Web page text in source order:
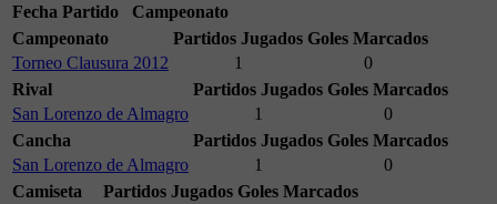
Fecha Partido
Campeonato
Campeonato
Partidos Jugados Goles Marcados
Torneo Clausura 2012
1
0
Rival
Partidos Jugados Goles Marcados
San Lorenzo de Almagro
1
0
Cancha
Partidos Jugados Goles Marcados
San Lorenzo de Almagro
1
0
Camiseta
Partidos Jugados Goles Marcados